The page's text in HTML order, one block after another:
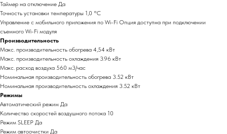
Таймер на отключение Да
Точность установки температуры 1,0 °С
Управление c мобильного приложения по Wi-Fi Опция доступна при подключении
съемного Wi-Fi модуля
Производительность
Макс. производительность обогрева 4,54 кВт
Макс. производительность охлаждения 3.96 кВт
Макс. расход воздуха 560 м3/час
Номинальная производительность обогрева 3.52 кВт
Номинальная производительность охлаждения 3.52 кВт
Режимы
Автоматический режим Да
Количество скоростей воздушного потока 10
Режим SLEEP Да
Режим автоочистки Да